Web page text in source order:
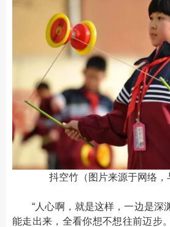
抖空竹（图片来源于网络，
“人心啊，就是这样，一边是深
能走出来，全看你想不想往前迈步